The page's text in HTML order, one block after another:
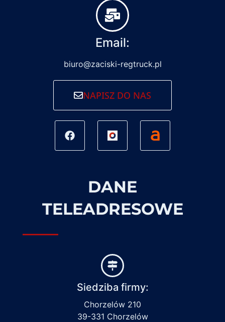
Email:
biuro@zaciski-regtruck.pl
NAPISZ DO NAS
DANE
TELEADRESOWE
Siedziba firmy:
Chorzelów 210
39-331 Chorzelów